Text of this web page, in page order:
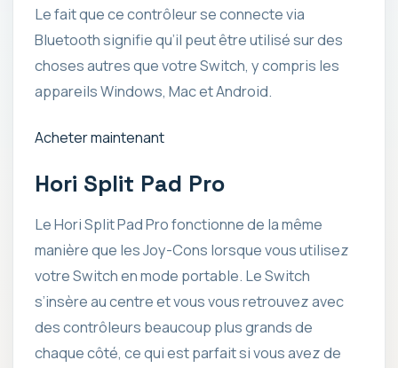
Le fait que ce contrôleur se connecte via
Bluetooth signifie qu’il peut être utilisé sur des
choses autres que votre Switch, y compris les
appareils Windows, Mac et Android.
Acheter maintenant
Hori Split Pad Pro
Le Hori Split Pad Pro fonctionne de la même
manière que les Joy-Cons lorsque vous utilisez
votre Switch en mode portable. Le Switch
s’insère au centre et vous vous retrouvez avec
des contrôleurs beaucoup plus grands de
chaque côté, ce qui est parfait si vous avez de